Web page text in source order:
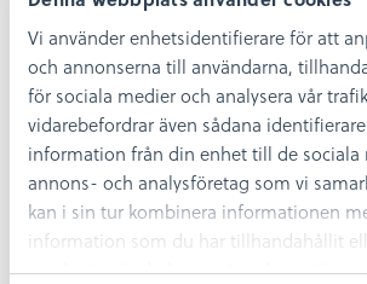
Vi använder enhetsidentifierare för att
och annonserna till användarna,
för sociala medier och analysera vår
vidarebefordrar även sådana
information från din enhet till de sociala
annons- och analysföretag som vi
kan i sin tur kombinera informationen
information som du har tillhandahållit
samlat in när du har använt deras
Scanna QR-koden eller swisha till 123 235
din inbetalning med vilket avsnitt du har